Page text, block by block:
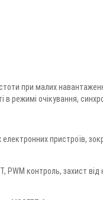
при малих
очікування,
пристроїв,
PWM контроль, захист